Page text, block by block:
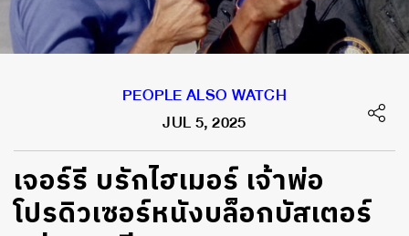
PEOPLE ALSO WATCH
JUL 5, 2025
เจอร์รี บรักไฮเมอร์ เจ้าพ่อ
โปรดิวเซอร์หนังบล็อกบัสเตอร์